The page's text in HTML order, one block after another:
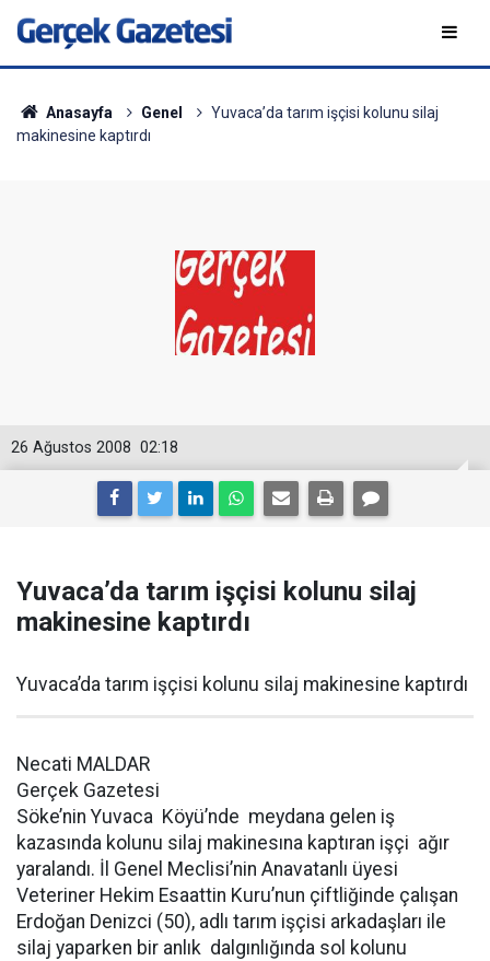
Anasayfa Genel
Yuvaca’da tarım işçisi kolunu silaj
makinesine kaptırdı
02:18
26 Ağustos 2008
Yuvaca’da tarım işçisi kolunu silaj
makinesine kaptırdı
Yuvaca’da tarım işçisi kolunu silaj makinesine kaptırdı
Necati MALDAR
Gerçek Gazetesi
Söke’nin Yuvaca Köyü’nde meydana gelen iş
kazasında kolunu silaj makinesına kaptıran işçi ağır
yaralandı. İl Genel Meclisi’nin Anavatanlı üyesi
Veteriner Hekim Esaattin Kuru’nun çiftliğinde çalışan
Erdoğan Denizci (50), adlı tarım işçisi arkadaşları ile
silaj yaparken bir anlık dalgınlığında sol kolunu